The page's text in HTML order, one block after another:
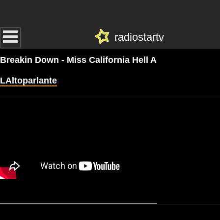
radiostartv
Breakin Down - Miss California Hell A
LAltoparlante